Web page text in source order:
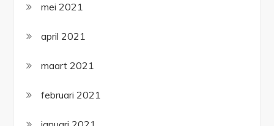
mei 2021
april 2021
maart 2021
februari 2021